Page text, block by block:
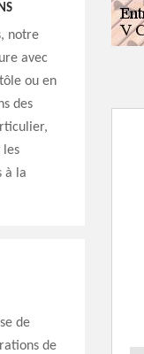
notre
avec
ou en
des
les
à la
de
de